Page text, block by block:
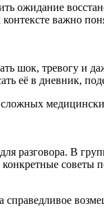
ожидание
важно
шок, тревогу и
её в дневник,
разговора. В
советы
справедливое